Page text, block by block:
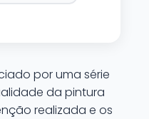
por uma série
da pintura
realizada e os